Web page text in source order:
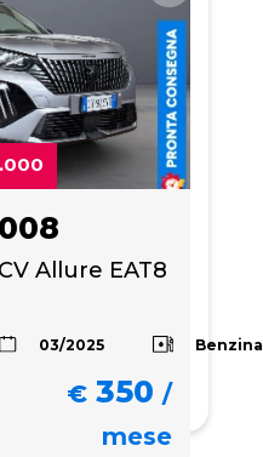
Allure EAT8
03/2025 Benzina
€ 350 /
mese